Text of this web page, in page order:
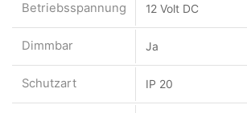
Betriebsspannung 12 Volt DC
Dimmbar Ja
Schutzart IP 20